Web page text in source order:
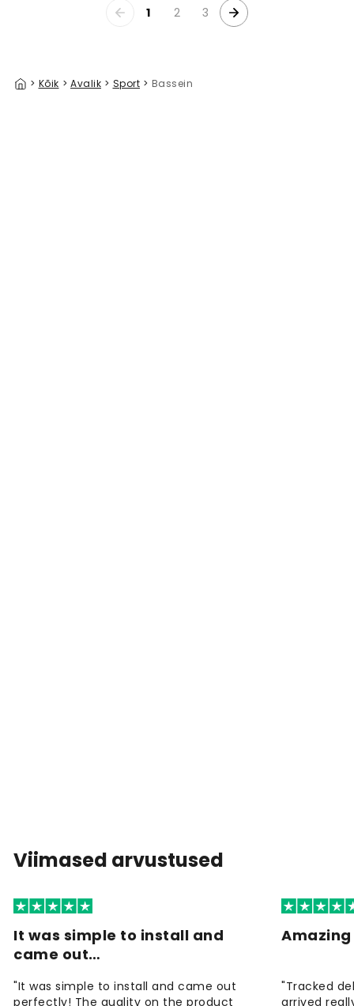
1 2 3
> Kõik > Avalik > Sport > Bassein
Viimased arvustused
It was simple to install and
came out…
"It was simple to install and came out
perfectly! The quality on the product
"Tracked
arrived